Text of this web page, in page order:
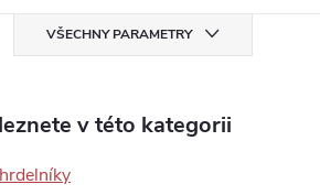
VŠECHNY PARAMETRY
v této kategorii